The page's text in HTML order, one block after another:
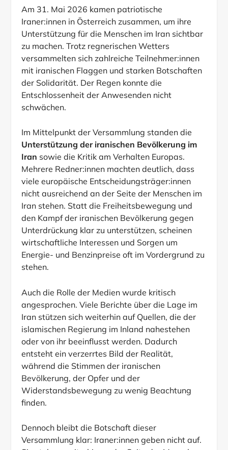
Am 31. Mai 2026 kamen patriotische
Iraner:innen in Österreich zusammen, um ihre
Unterstützung für die Menschen im Iran sichtbar
zu machen. Trotz regnerischen Wetters
versammelten sich zahlreiche Teilnehmer:innen
mit iranischen Flaggen und starken Botschaften
der Solidarität. Der Regen konnte die
Entschlossenheit der Anwesenden nicht
schwächen.
Im Mittelpunkt der Versammlung standen die
Unterstützung der iranischen Bevölkerung im
Iran sowie die Kritik am Verhalten Europas.
Mehrere Redner:innen machten deutlich, dass
viele europäische Entscheidungsträger:innen
nicht ausreichend an der Seite der Menschen im
Iran stehen. Statt die Freiheitsbewegung und
den Kampf der iranischen Bevölkerung gegen
Unterdrückung klar zu unterstützen, scheinen
wirtschaftliche Interessen und Sorgen um
Energie- und Benzinpreise oft im Vordergrund zu
stehen.
Auch die Rolle der Medien wurde kritisch
angesprochen. Viele Berichte über die Lage im
Iran stützen sich weiterhin auf Quellen, die der
islamischen Regierung im Inland nahestehen
oder von ihr beeinflusst werden. Dadurch
entsteht ein verzerrtes Bild der Realität,
während die Stimmen der iranischen
Bevölkerung, der Opfer und der
Widerstandsbewegung zu wenig Beachtung
finden.
Dennoch bleibt die Botschaft dieser
Versammlung klar: Iraner:innen geben nicht auf.